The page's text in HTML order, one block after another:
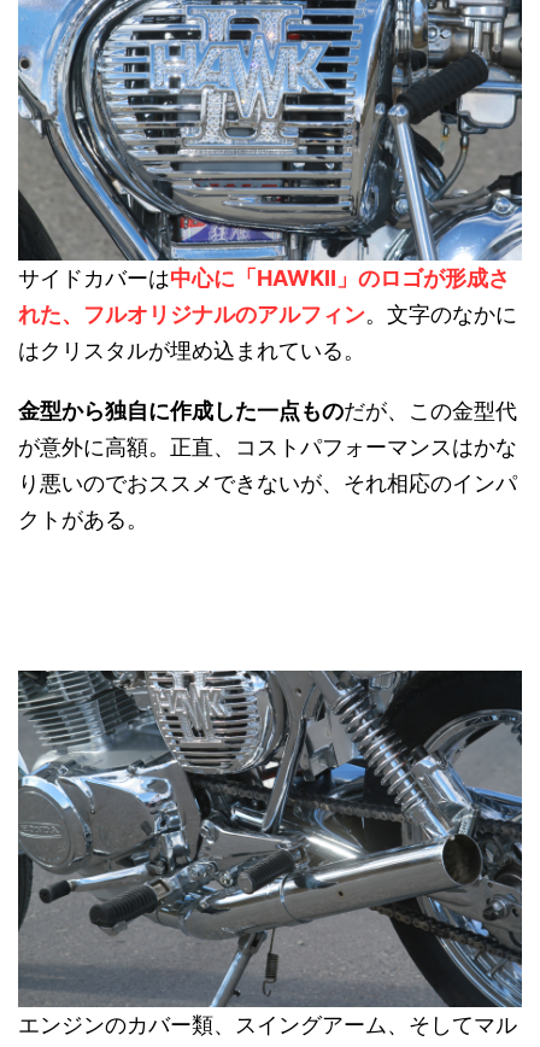
サイドカバーは中心に「HAWKⅡ」のロゴが形成さ
れた、フルオリジナルのアルフィン。文字のなかに
はクリスタルが埋め込まれている。
金型から独自に作成した一点ものだが、この金型代
が意外に高額。正直、コストパフォーマンスはかな
り悪いのでおススメできないが、それ相応のインパ
クトがある。
エンジンのカバー類、スイングアーム、そしてマル